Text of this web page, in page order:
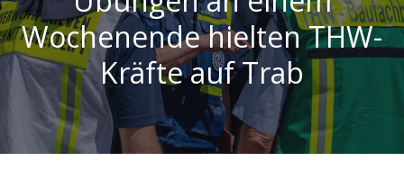
Wochenende hielten THW-
Kräfte auf Trab